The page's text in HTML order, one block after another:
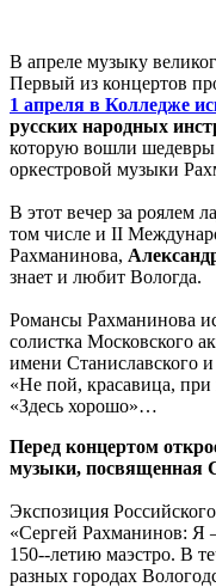
В апреле музыку
Первый из концертов
1 апреля в Колледже
русских народных
которую вошли
оркестровой музыки
В этот вечер за роялем
том числе и II
Рахманинова,
знает и любит Вологда.
Романсы Рахманинова
солистка Московского
имени Станиславского
«Не пой, красавица,
«Здесь хорошо»…
Перед концертом
музыки, посвященная
Экспозиция
«Сергей Рахманинов: Я
150--летию маэстро. В
разных городах